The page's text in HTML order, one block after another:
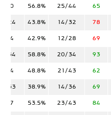
65
25/44
56.8%
30
78
14/32
43.8%
24
69
12/28
42.9%
24
93
20/34
58.8%
34
62
21/43
48.8%
24
69
14/36
38.9%
33
84
23/43
53.5%
27